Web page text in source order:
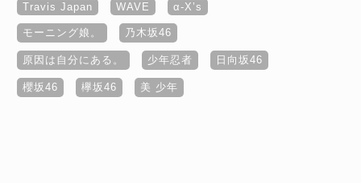
Travis Japan WAVE α‐X’s
モーニング娘。 乃木坂46
原因は自分にある。 少年忍者 日向坂46
櫻坂46 欅坂46 美 少年